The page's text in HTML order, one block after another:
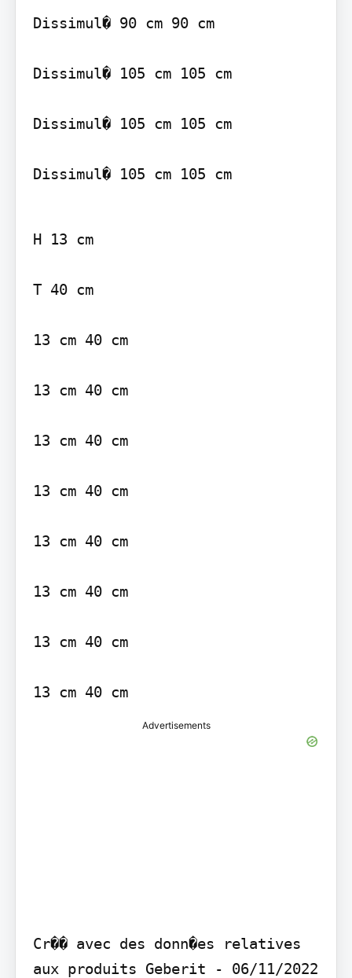
Dissimul� 90 cm 90 cm
Dissimul� 105 cm 105 cm
Dissimul� 105 cm 105 cm
Dissimul� 105 cm 105 cm
H 13 cm
T 40 cm
13 cm 40 cm
13 cm 40 cm
13 cm 40 cm
13 cm 40 cm
13 cm 40 cm
13 cm 40 cm
13 cm 40 cm
13 cm 40 cm
Advertisements
Cr�� avec des donn�es relatives
aux produits Geberit - 06/11/2022